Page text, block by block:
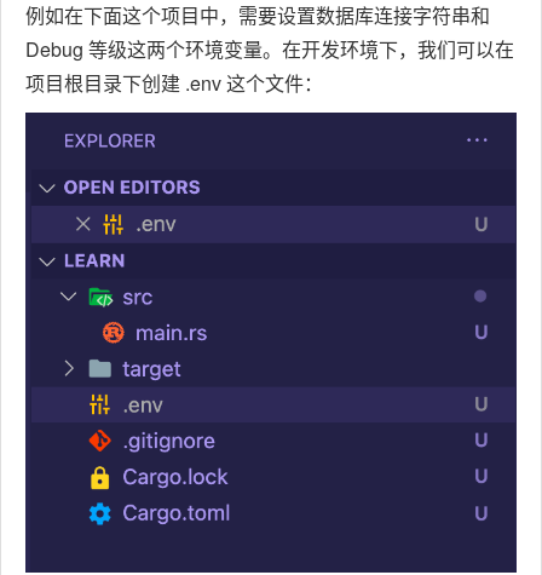
例如在下面这个项目中，需要设置数据库连接字符串和
Debug 等级这两个环境变量。在开发环境下，我们可以在
项目根目录下创建 .env 这个文件：